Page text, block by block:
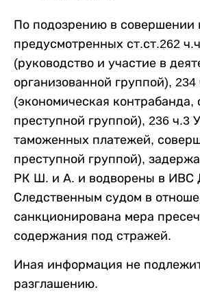
По подозрению в совершении
предусмотренных ст.ст.262
(руководство и участие в
организованной группой), 234
(экономическая контрабанда,
преступной группой), 236 ч.3
таможенных платежей,
преступной группой),
РК Ш. и А. и водворены в ИВС
Следственным судом в
санкционирована мера
содержания под стражей.
Иная информация не
разглашению.